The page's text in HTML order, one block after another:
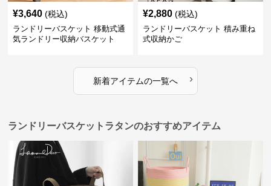
¥3,640 (税込)
ランドリーバスケット 移動式通
気ランドリー収納バスケット
¥2,880 (税込)
ランドリーバスケット 積み重ね
式収納かご
新着アイテムの一覧へ ›
ランドリーバスケットラタンのおすすめアイテム